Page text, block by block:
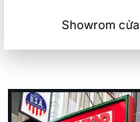
Showrom